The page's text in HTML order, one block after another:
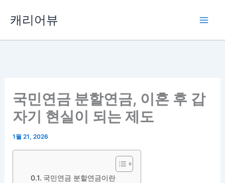
캐리어뷰
국민연금 분할연금, 이혼 후 갑
자기 현실이 되는 제도
1월 21, 2026
국민연금 분할연금이란